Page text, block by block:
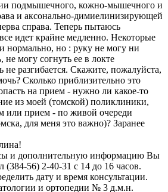
подмышечного, кожно-мышечного и
и аксонально-димиелинизирующей
справа. Теперь пытаюсь
идет крайне медленно. Некоторые
но : руку не могу ни
не могу согнуть ее в локте
не разгибается. Скажите, пожалуйста,
Сколько приблизительно это
на прием - нужно ли какое-то
из моей (томской) поликлиники,
или прием - по живой очереди
для меня это важно)? Заранее
и дополнительную информацию Вы
(384-56) 2-40-31 с 14 до 16 часов.
дату и время консультации.
и ортопедии № 3 д.м.н.